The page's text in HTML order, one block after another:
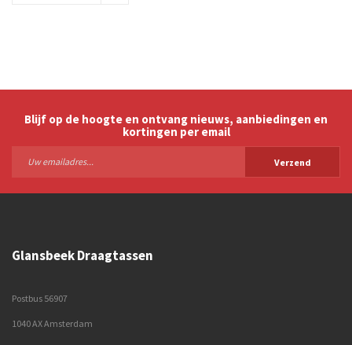
Blijf op de hoogte en ontvang nieuws, aanbiedingen en
kortingen per email
Verzend
Glansbeek Draagtassen
Postbus 56907
1040 AX Amsterdam